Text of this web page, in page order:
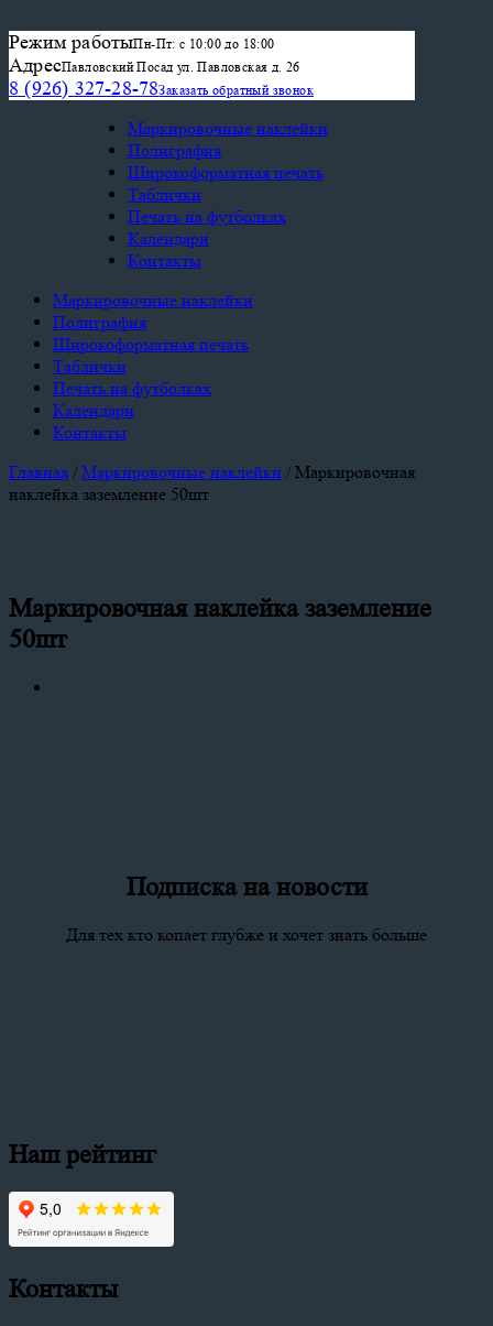
Режим работыПн-Пт: с 10:00 до 18:00
АдресПавловский Посад ул. Павловская д. 26
8 (926) 327-28-78Заказать обратный звонок
Маркировочные наклейки
Полиграфия
Широкоформатная печать
Таблички
Печать на футболках
Календари
Контакты
Маркировочные наклейки
Полиграфия
Широкоформатная печать
Таблички
Печать на футболках
Календари
Контакты
Главная / Маркировочные наклейки / Маркировочная
наклейка заземление 50шт
Маркировочная наклейка заземление
50шт
Подписка на новости
Для тех кто копает глубже и хочет знать больше
Наш рейтинг
Контакты